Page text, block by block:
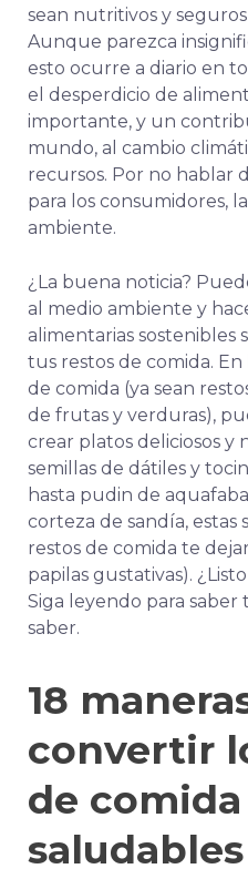
sean nutritivos y
Aunque parezca
esto ocurre a diario en
el desperdicio de
importante, y un c
mundo, al cambio
recursos. Por no hablar
para los consumidores,
ambiente.
¿La buena noticia?
al medio ambiente y
alimentarias
tus restos de comida.
de comida (ya sean
de frutas y verduras),
crear platos deliciosos y
semillas de dátiles y
hasta pudin de
corteza de sandía, estas
restos de comida te
papilas gustativas).
Siga leyendo para
saber.
18
convertir
de
saludables